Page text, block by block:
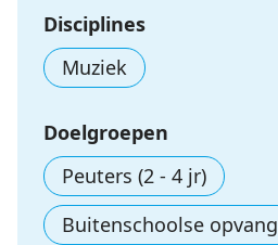
Disciplines
Muziek
Doelgroepen
Peuters (2 - 4 jr)
Buitenschoolse opvang